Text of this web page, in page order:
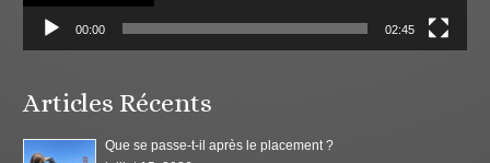
00:00 02:45
Articles Récents
Que se passe-t-il après le placement ?